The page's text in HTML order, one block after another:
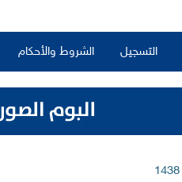
الشروط والأحكام التسجيل